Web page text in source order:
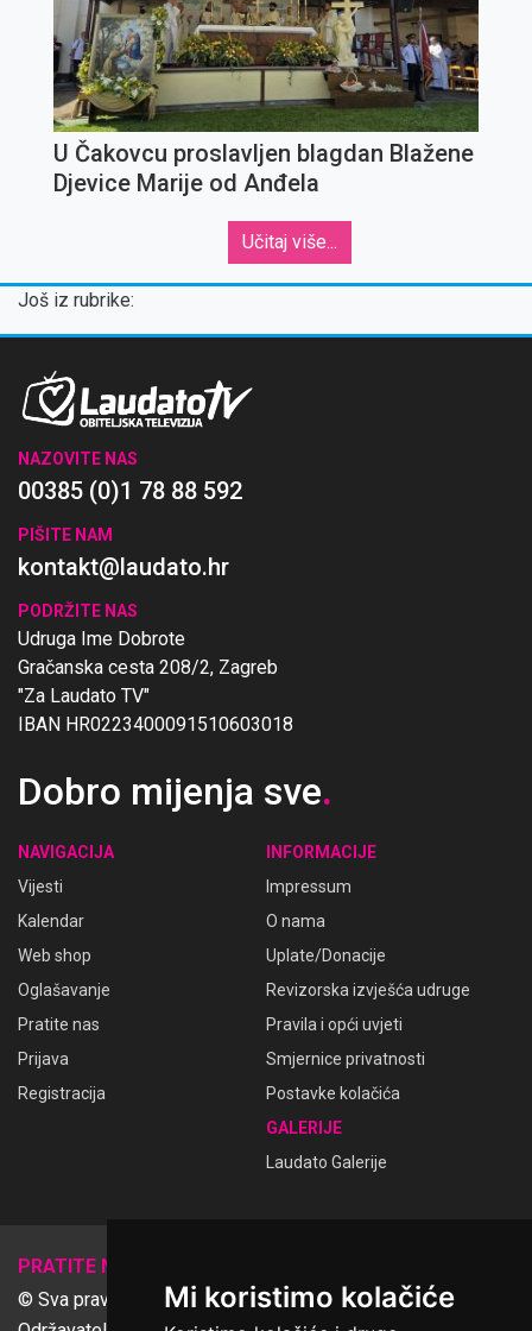
Mi koristimo kolačiće
U Čakovcu proslavljen blagdan Blažene
Djevice Marije od Anđela
Učitaj više...
Još iz rubrike:
NAZOVITE NAS
00385 (0)1 78 88 592
PIŠITE NAM
kontakt@laudato.hr
PODRŽITE NAS
Udruga Ime Dobrote
Gračanska cesta 208/2, Zagreb
"Za Laudato TV"
IBAN HR0223400091510603018
Dobro mijenja sve.
NAVIGACIJA
Vijesti
Kalendar
Web shop
Oglašavanje
Pratite nas
Prijava
Registracija
INFORMACIJE
Impressum
O nama
Uplate/Donacije
Revizorska izvješća udruge
Pravila i opći uvjeti
Smjernice privatnosti
Postavke kolačića
GALERIJE
Laudato Galerije
PRATITE NAS
© Sva prava pridržana Udruga Ime dobrote